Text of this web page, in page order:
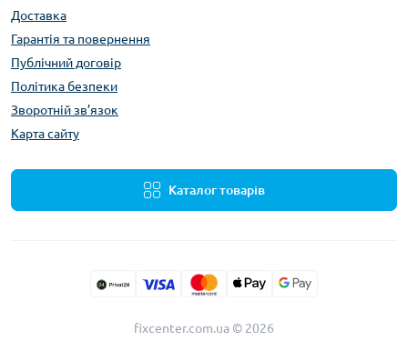
Доставка
Гарантія та повернення
Публічний договір
Політика безпеки
Зворотній зв’язок
Карта сайту
Каталог товарів
fixcenter.com.ua © 2026